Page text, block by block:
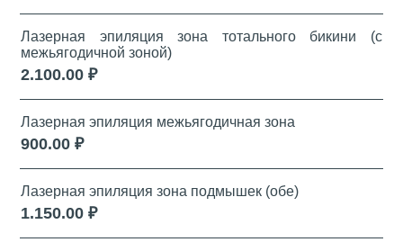
Лазерная эпиляция зона тотального бикини (с
межьягодичной зоной)
2.100.00 ₽
Лазерная эпиляция межьягодичная зона
900.00 ₽
Лазерная эпиляция зона подмышек (обе)
1.150.00 ₽